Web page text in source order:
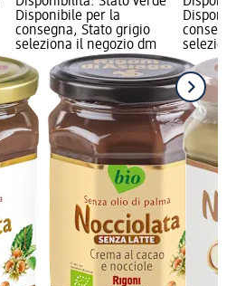
Disponibile per la
consegna, Stato grigio
seleziona il negozio dm